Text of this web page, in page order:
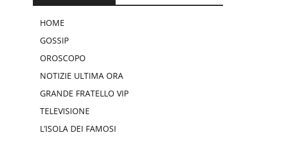
HOME
GOSSIP
OROSCOPO
NOTIZIE ULTIMA ORA
GRANDE FRATELLO VIP
TELEVISIONE
L’ISOLA DEI FAMOSI